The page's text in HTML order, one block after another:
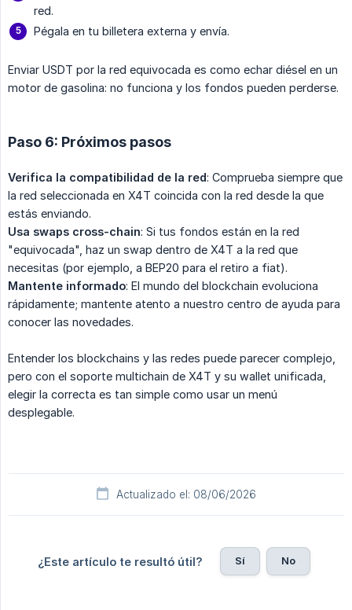
red.
Pégala en tu billetera externa y envía.
Enviar USDT por la red equivocada es como echar diésel en un
motor de gasolina: no funciona y los fondos pueden perderse.
Paso 6: Próximos pasos
Verifica la compatibilidad de la red: Comprueba siempre que
la red seleccionada en X4T coincida con la red desde la que
estás enviando.
Usa swaps cross-chain: Si tus fondos están en la red
"equivocada", haz un swap dentro de X4T a la red que
necesitas (por ejemplo, a BEP20 para el retiro a fiat).
Mantente informado: El mundo del blockchain evoluciona
rápidamente; mantente atento a nuestro centro de ayuda para
conocer las novedades.
Entender los blockchains y las redes puede parecer complejo,
pero con el soporte multichain de X4T y su wallet unificada,
elegir la correcta es tan simple como usar un menú
desplegable.
Actualizado el: 08/06/2026
¿Este artículo te resultó útil? Sí No